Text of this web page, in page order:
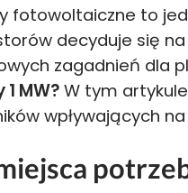
fotowoltaiczne to
decyduje się
zagadnień dla
MW? W tym
wpływających